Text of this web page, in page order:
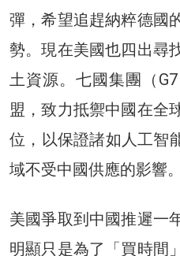
彈，希望追趕納粹德國
勢。現在美國也四出尋
土資源。七國集團（
盟，致力抵禦中國在全
位，以保證諸如人工智
域不受中國供應的影響。
美國爭取到中國推遲一
明顯只是為了「買時間